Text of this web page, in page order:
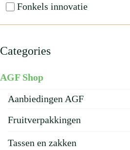
Fonkels innovatie
Categories
AGF Shop
Aanbiedingen AGF
Fruitverpakkingen
Tassen en zakken